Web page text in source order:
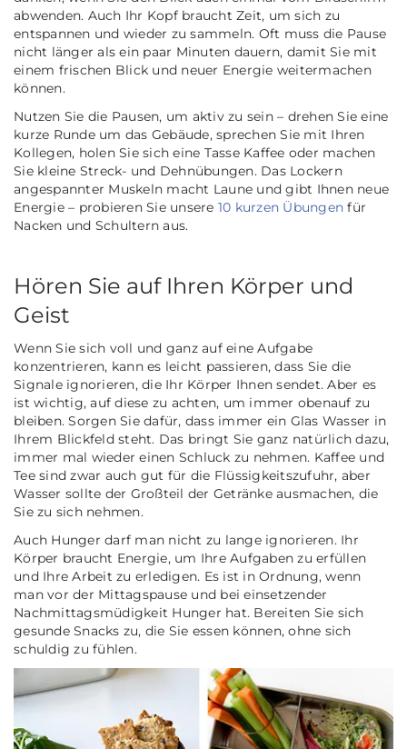
abwenden. Auch Ihr Kopf braucht Zeit, um sich zu
entspannen und wieder zu sammeln. Oft muss die Pause
nicht länger als ein paar Minuten dauern, damit Sie mit
einem frischen Blick und neuer Energie weitermachen
können.
Nutzen Sie die Pausen, um aktiv zu sein – drehen Sie eine
kurze Runde um das Gebäude, sprechen Sie mit Ihren
Kollegen, holen Sie sich eine Tasse Kaffee oder machen
Sie kleine Streck- und Dehnübungen. Das Lockern
angespannter Muskeln macht Laune und gibt Ihnen neue
Energie – probieren Sie unsere 10 kurzen Übungen für
Nacken und Schultern aus.
Hören Sie auf Ihren Körper und
Geist
Wenn Sie sich voll und ganz auf eine Aufgabe
konzentrieren, kann es leicht passieren, dass Sie die
Signale ignorieren, die Ihr Körper Ihnen sendet. Aber es
ist wichtig, auf diese zu achten, um immer obenauf zu
bleiben. Sorgen Sie dafür, dass immer ein Glas Wasser in
Ihrem Blickfeld steht. Das bringt Sie ganz natürlich dazu,
immer mal wieder einen Schluck zu nehmen. Kaffee und
Tee sind zwar auch gut für die Flüssigkeitszufuhr, aber
Wasser sollte der Großteil der Getränke ausmachen, die
Sie zu sich nehmen.
Auch Hunger darf man nicht zu lange ignorieren. Ihr
Körper braucht Energie, um Ihre Aufgaben zu erfüllen
und Ihre Arbeit zu erledigen. Es ist in Ordnung, wenn
man vor der Mittagspause und bei einsetzender
Nachmittagsmüdigkeit Hunger hat. Bereiten Sie sich
gesunde Snacks zu, die Sie essen können, ohne sich
schuldig zu fühlen.